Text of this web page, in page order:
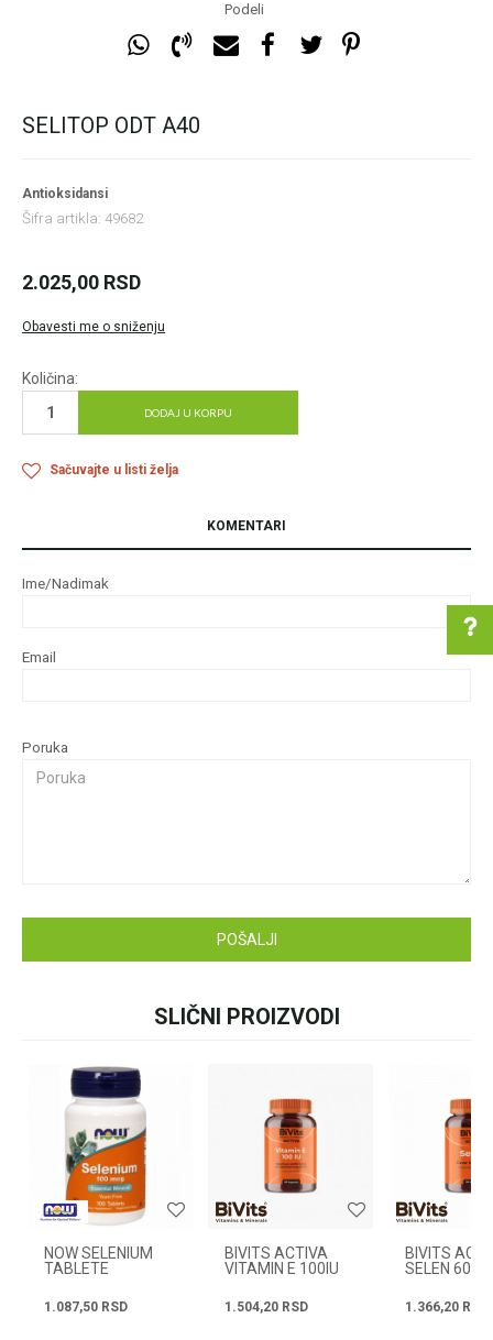
Podeli
SELITOP ODT A40
Antioksidansi
Šifra artikla: 49682
2.025,00 RSD
Obavesti me o sniženju
Količina:
DODAJ U KORPU
Sačuvajte u listi želja
ili pozovite:
Radno vreme
KOMENTARI
Ime/Nadimak
Email
Poruka
POŠALJI
SLIČNI PROIZVODI
NOW SELENIUM
TABLETE
1.087,50 RSD
BIVITS ACTIVA
VITAMIN E 100IU
1.504,20 RSD
BIVITS
SELEN 60
1.366,20 RSD